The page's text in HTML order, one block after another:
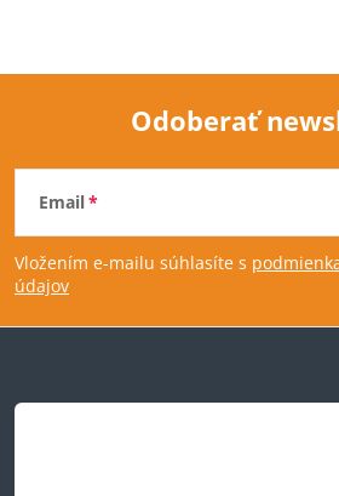
Z
á
p
t
Odoberať
Email
Vložením e-mailu súhlasíte s
údajov